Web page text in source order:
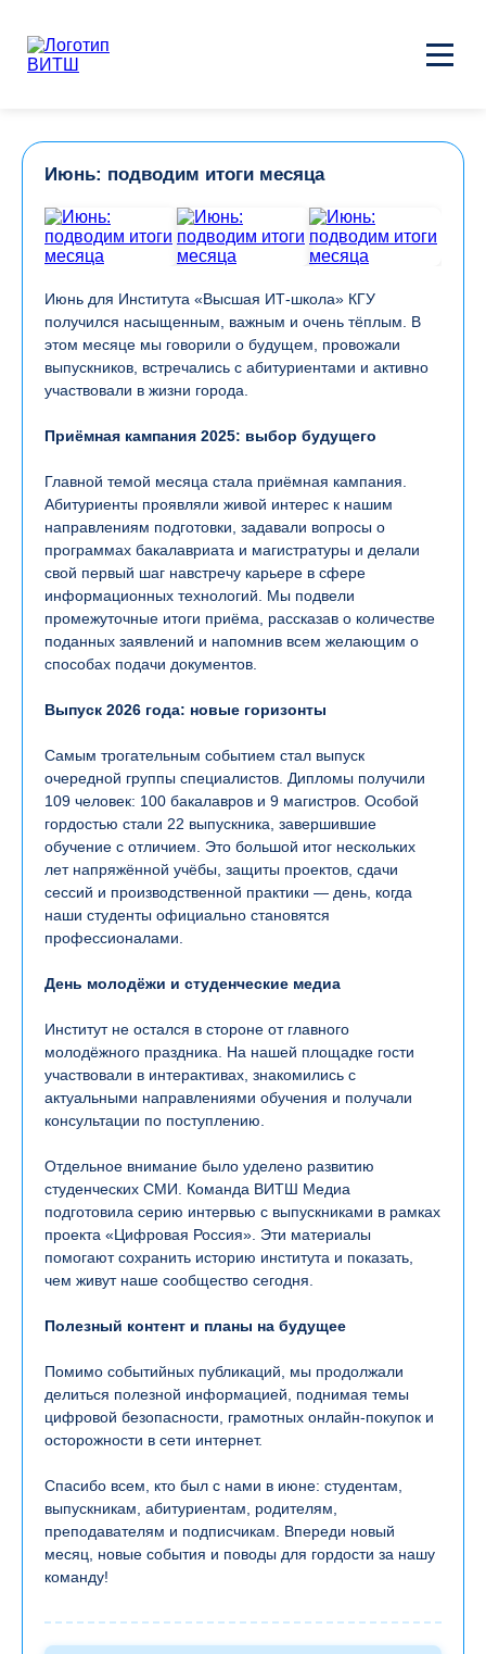
Июнь: подводим итоги месяца
Июнь для Института «Высшая ИТ-школа» КГУ
получился насыщенным, важным и очень тёплым. В
этом месяце мы говорили о будущем, провожали
выпускников, встречались с абитуриентами и активно
участвовали в жизни города.
Приёмная кампания 2025: выбор будущего
Главной темой месяца стала приёмная кампания.
Абитуриенты проявляли живой интерес к нашим
направлениям подготовки, задавали вопросы о
программах бакалавриата и магистратуры и делали
свой первый шаг навстречу карьере в сфере
информационных технологий. Мы подвели
промежуточные итоги приёма, рассказав о количестве
поданных заявлений и напомнив всем желающим о
способах подачи документов.
Выпуск 2026 года: новые горизонты
Самым трогательным событием стал выпуск
очередной группы специалистов. Дипломы получили
109 человек: 100 бакалавров и 9 магистров. Особой
гордостью стали 22 выпускника, завершившие
обучение с отличием. Это большой итог нескольких
лет напряжённой учёбы, защиты проектов, сдачи
сессий и производственной практики — день, когда
наши студенты официально становятся
профессионалами.
День молодёжи и студенческие медиа
Институт не остался в стороне от главного
молодёжного праздника. На нашей площадке гости
участвовали в интерактивах, знакомились с
актуальными направлениями обучения и получали
консультации по поступлению.
Отдельное внимание было уделено развитию
студенческих СМИ. Команда ВИТШ Медиа
подготовила серию интервью с выпускниками в рамках
проекта «Цифровая Россия». Эти материалы
помогают сохранить историю института и показать,
чем живут наше сообщество сегодня.
Полезный контент и планы на будущее
Помимо событийных публикаций, мы продолжали
делиться полезной информацией, поднимая темы
цифровой безопасности, грамотных онлайн-покупок и
осторожности в сети интернет.
Спасибо всем, кто был с нами в июне: студентам,
выпускникам, абитуриентам, родителям,
преподавателям и подписчикам. Впереди новый
месяц, новые события и поводы для гордости за нашу
команду!